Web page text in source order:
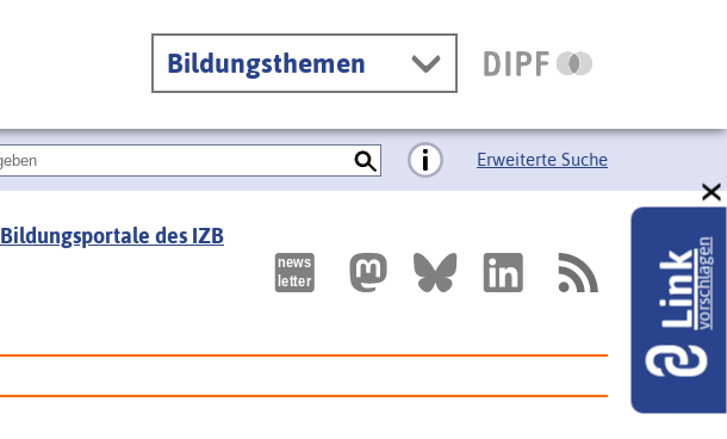
Bildungsthemen
Erweiterte Suche
Bildungsportale des IZB
Linkvorschlagen